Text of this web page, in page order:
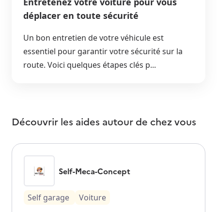
déplacer en toute sécurité
Un bon entretien de votre véhicule est
essentiel pour garantir votre sécurité sur la
route. Voici quelques étapes clés p...
Découvrir les aides autour de chez vous
Self-Meca-Concept
Self garage
Voiture